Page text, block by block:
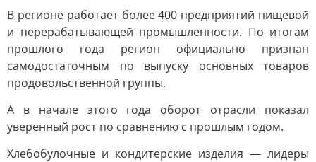
В регионе работает более 400 предприятий пищевой
и перерабатывающей промышленности. По итогам
прошлого года регион официально признан
самодостаточным по выпуску основных товаров
продовольственной группы.
А в начале этого года оборот отрасли показал
уверенный рост по сравнению с прошлым годом.
Хлебобулочные и кондитерские изделия — лидеры